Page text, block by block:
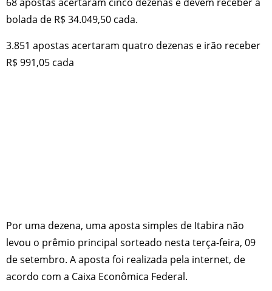
bolada de R$ 34.049,50 cada.
3.851 apostas acertaram quatro dezenas e irão receber
R$ 991,05 cada
Por uma dezena, uma aposta simples de Itabira não
levou o prêmio principal sorteado nesta terça-feira, 09
de setembro. A aposta foi realizada pela internet, de
acordo com a Caixa Econômica Federal.